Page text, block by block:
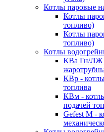
Котлы паровые
Котлы
топливо)
Котлы
топливо)
Котлы
КВа Гн/ЛЖ
КВр -
топлива
КВм -
подачей
Gefest M -